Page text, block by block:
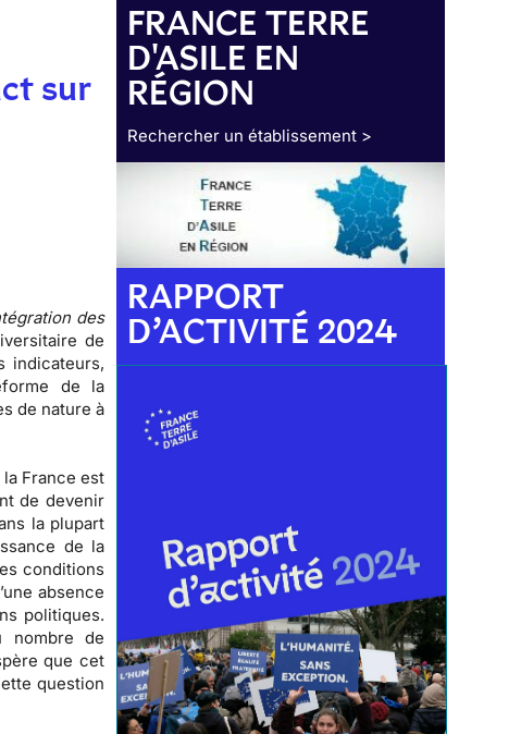
sur
des
de
indicateurs,
de la
de nature à
France est
de devenir
la plupart
de la
conditions
absence
politiques.
nombre de
que cet
question
FRANCE TERRE
D'ASILE EN
RÉGION
Rechercher un établissement >
RAPPORT
D’ACTIVITÉ 2024